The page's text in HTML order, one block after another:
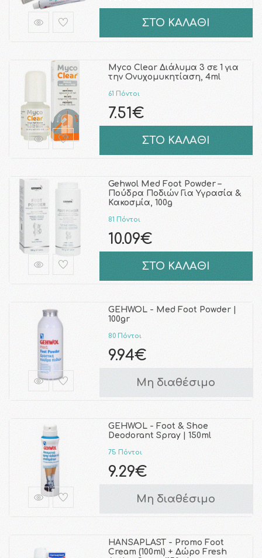
ΣΤΟ ΚΑΛΑΘΙ
Myco Clear Διάλυμα 3 σε 1 για
την Ονυχομυκητίαση, 4ml
61 Πόντοι
7.51€
ΣΤΟ ΚΑΛΑΘΙ
Gehwol Med Foot Powder –
Πούδρα Ποδιών Για Υγρασία &
Κακοσμία, 100g
81 Πόντοι
10.09€
ΣΤΟ ΚΑΛΑΘΙ
GEHWOL - Med Foot Powder |
100gr
80 Πόντοι
9.94€
Μη διαθέσιμο
GEHWOL - Foot & Shoe
Deodorant Spray | 150ml
75 Πόντοι
9.29€
Μη διαθέσιμο
HANSAPLAST - Promo Foot
Cream (100ml) + Δώρο Fresh